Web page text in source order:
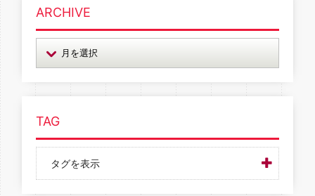
ARCHIVE
TAG
タグを表示